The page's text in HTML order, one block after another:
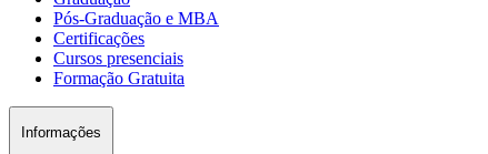
Pós-Graduação e MBA
Certificações
Cursos presenciais
Formação Gratuita
Informações